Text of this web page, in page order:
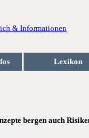
Lexikon
bergen auch